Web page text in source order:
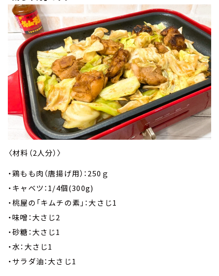
〈材料（2人分）〉
・鶏もも肉（唐揚げ用）：250ｇ
・キャベツ：1/4個(300g)
・桃屋の「キムチの素」：大さじ1
・味噌：大さじ2
・砂糖：大さじ1
・水：大さじ1
・サラダ油：大さじ1